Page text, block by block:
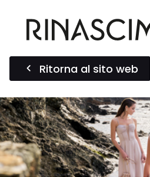
Ritorna al sito web